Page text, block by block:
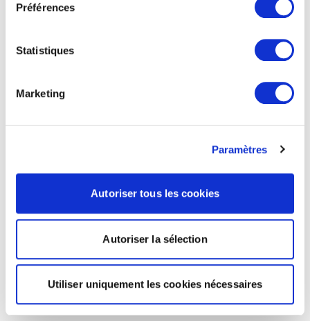
Préférences
Statistiques
Marketing
Paramètres
Autoriser tous les cookies
Autoriser la sélection
Utiliser uniquement les cookies nécessaires